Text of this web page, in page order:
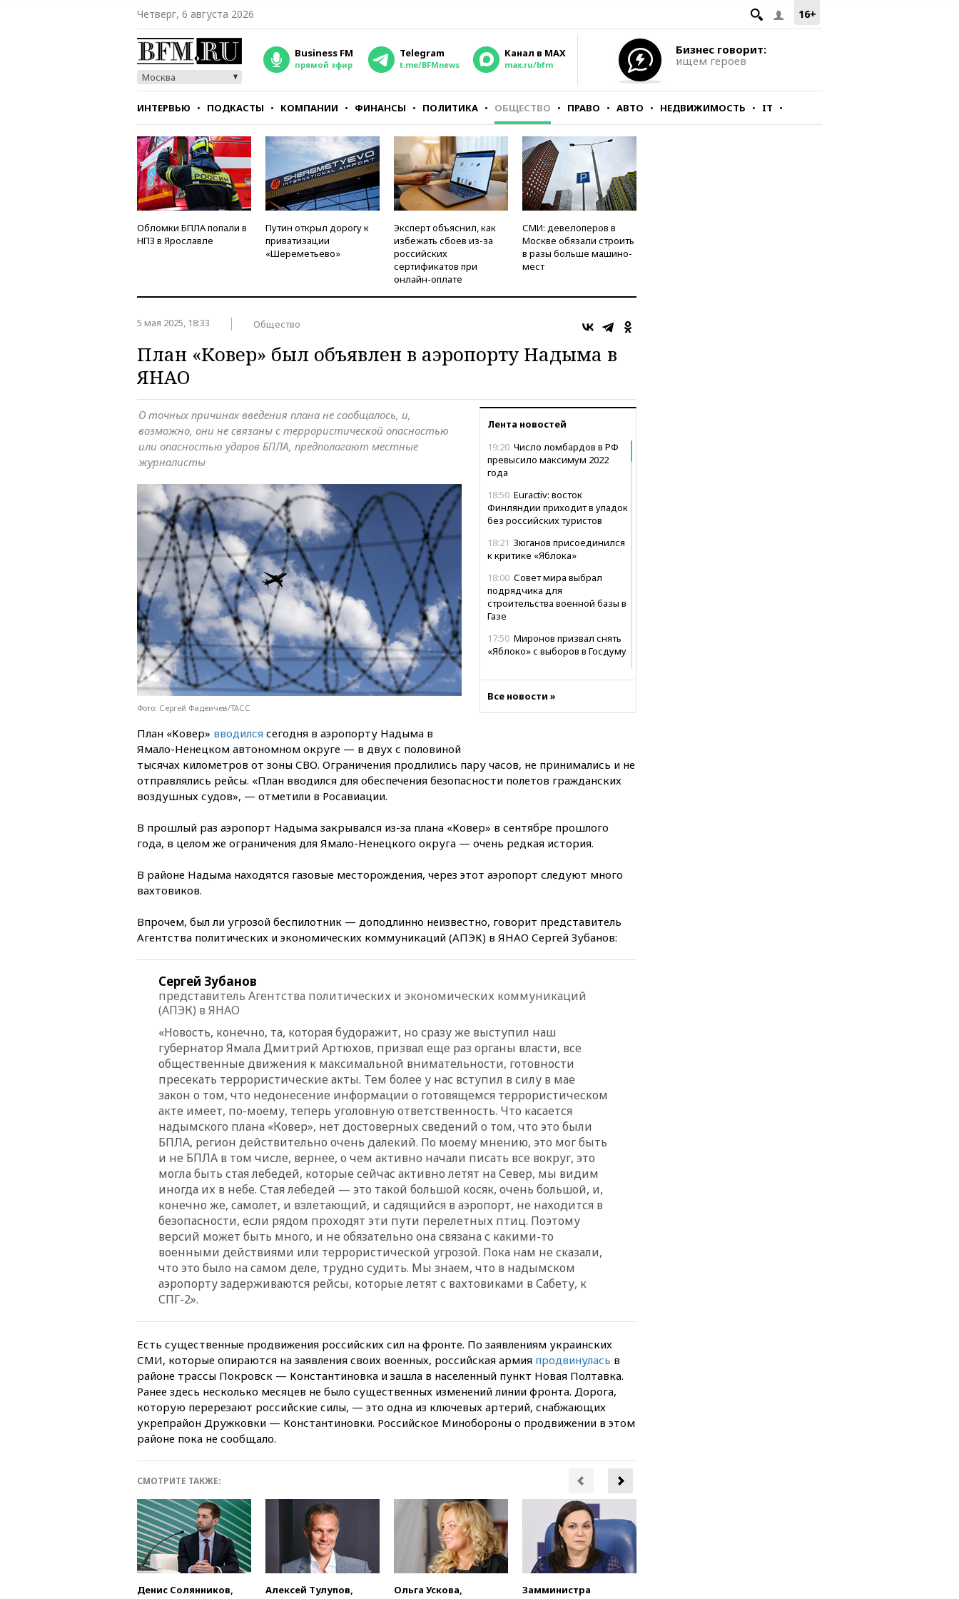
16+
Четверг, 6 августа 2026
Москва
Business FM
прямой эфир
Telegram
t.me/BFMnews
Канал в MAX
max.ru/bfm
Бизнес говорит:
ищем героев
ИНТЕРВЬЮ ПОДКАСТЫ КОМПАНИИ ФИНАНСЫ ПОЛИТИКА ОБЩЕСТВО ПРАВО АВТО НЕДВИЖИМОСТЬ IT
СТИЛЬ ТЕСТЫ
Обломки БПЛА попали в
НПЗ в Ярославле
Путин открыл дорогу к
приватизации
«Шереметьево»
Эксперт объяснил, как
избежать сбоев из-за
российских
сертификатов при
онлайн-оплате
СМИ: девелоперов в
Москве обязали строить
в разы больше машино-
мест
5 мая 2025, 18:33 Общество
План «Ковер» был объявлен в аэропорту Надыма в
ЯНАО
Лента новостей
19:20 Число ломбардов в РФ
превысило максимум 2022
года
18:50 Euractiv: восток
Финляндии приходит в упадок
без российских туристов
18:21 Зюганов присоединился
к критике «Яблока»
18:00 Совет мира выбрал
подрядчика для
строительства военной базы в
Газе
17:50 Миронов призвал снять
«Яблоко» с выборов в Госдуму
управлении аэропортом
Шереметьево
области
17:17Власти РФ помогут
16:46ЦБ: международные
6,8 млрд рублей
США создали
гипоаллергенных собак
15:45 Спутник «Электро-Л» №
5 введен в эксплуатацию
15:35Два человека погибли
при атаках дронов ВСУ в
Брянской области
В половине штатов США
зафиксирована вспышка
сальмонеллеза
14:57
Жара в Европе может
нанести ущерб экономике в
размере €800 млрд
14:49
критикой Трампа по поводу
дефицита боеприпасов
В Германии задержан
оборонном предприятии
14:21АТОР сообщила о
снижении цен на авиабилеты
в России
14:19Масштабный сбой
произошел в рунете
14:14 «Ведомости»: Озон банк
Японию вассалом США
13:45
В Петербурге достроили
новый тоннель зеленой ветки
метро
13:38
В эфире «Радиостанции
Судного дня» прозвучали три
Все новости »
О точных причинах введения плана не сообщалось, и,
возможно, они не связаны с террористической опасностью
или опасностью ударов БПЛА, предполагают местные
журналисты
Фото: Сергей Фадеичев/ТАСС
План «Ковер» вводился сегодня в аэропорту Надыма в
Ямало-Ненецком автономном округе — в двух с половиной
тысячах километров от зоны СВО. Ограничения продлились пару часов, не принимались и не
отправлялись рейсы. «План вводился для обеспечения безопасности полетов гражданских
воздушных судов», — отметили в Росавиации.
В прошлый раз аэропорт Надыма закрывался из-за плана «Ковер» в сентябре прошлого
года, в целом же ограничения для Ямало-Ненецкого округа — очень редкая история.
В районе Надыма находятся газовые месторождения, через этот аэропорт следуют много
вахтовиков.
Впрочем, был ли угрозой беспилотник — доподлинно неизвестно, говорит представитель
Агентства политических и экономических коммуникаций (АПЭК) в ЯНАО Сергей Зубанов:
Сергей Зубанов
представитель Агентства политических и экономических коммуникаций
(АПЭК) в ЯНАО
«Новость, конечно, та, которая будоражит, но сразу же выступил наш
губернатор Ямала Дмитрий Артюхов, призвал еще раз органы власти, все
общественные движения к максимальной внимательности, готовности
пресекать террористические акты. Тем более у нас вступил в силу в мае
закон о том, что недонесение информации о готовящемся террористическом
акте имеет, по-моему, теперь уголовную ответственность. Что касается
надымского плана «Ковер», нет достоверных сведений о том, что это были
БПЛА, регион действительно очень далекий. По моему мнению, это мог быть
и не БПЛА в том числе, вернее, о чем активно начали писать все вокруг, это
могла быть стая лебедей, которые сейчас активно летят на Север, мы видим
иногда их в небе. Стая лебедей — это такой большой косяк, очень большой, и,
конечно же, самолет, и взлетающий, и садящийся в аэропорт, не находится в
безопасности, если рядом проходят эти пути перелетных птиц. Поэтому
версий может быть много, и не обязательно она связана с какими-то
военными действиями или террористической угрозой. Пока нам не сказали,
что это было на самом деле, трудно судить. Мы знаем, что в надымском
аэропорту задерживаются рейсы, которые летят с вахтовиками в Сабету, к
СПГ-2».
Есть существенные продвижения российских сил на фронте. По заявлениям украинских
СМИ, которые опираются на заявления своих военных, российская армия продвинулась в
районе трассы Покровск — Константиновка и зашла в населенный пункт Новая Полтавка.
Ранее здесь несколько месяцев не было существенных изменений линии фронта. Дорога,
которую перерезают российские силы, — это одна из ключевых артерий, снабжающих
укрепрайон Дружковки — Константиновки. Российское Минобороны о продвижении в этом
районе пока не сообщало.
СМОТРИТЕ ТАКЖЕ:
Денис Солянников,
Алексей Тулупов,
Ольга Ускова,
Замминистра